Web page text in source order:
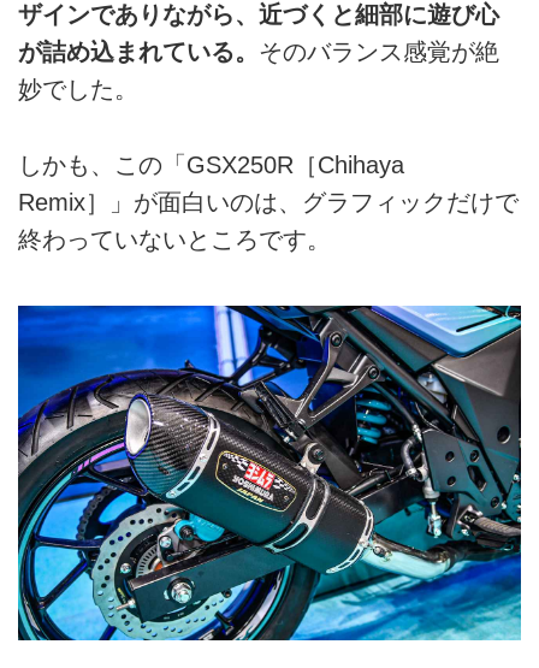
ザインでありながら、近づくと細部に遊び心
が詰め込まれている。 そのバランス感覚が絶
妙でした。
しかも、この「GSX250R［Chihaya
Remix］」が面白いのは、グラフィックだけで
終わっていないところです。